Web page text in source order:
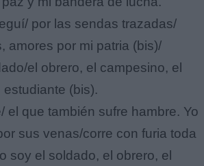
por las sendas trazadas/
amores por mi patria (bis)/
el obrero, el campesino, el
estudiante (bis).
el que también sufre hambre. Yo
sus venas/corre con furia toda
soy el soldado, el obrero, el